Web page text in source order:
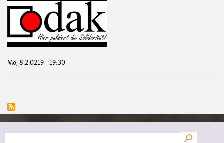
Mo, 8.2.0219 - 19:30
Suche